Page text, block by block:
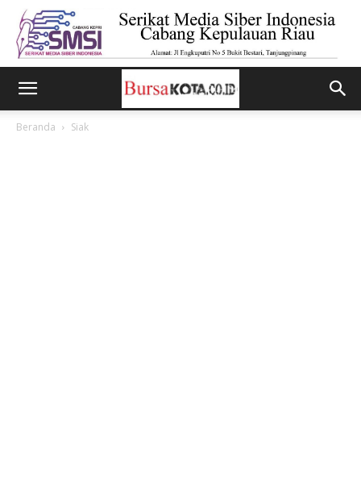
Beranda Siak